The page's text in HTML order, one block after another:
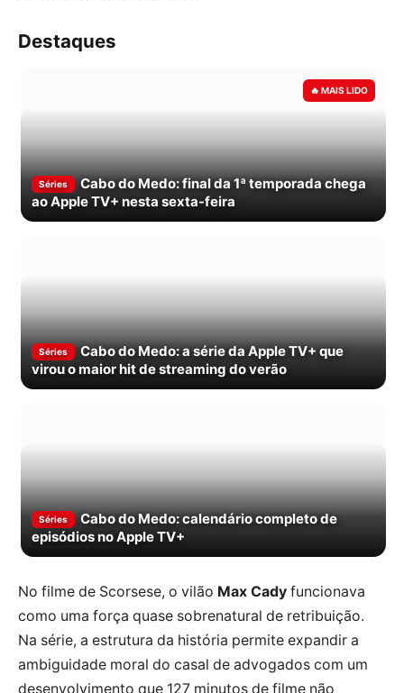
Destaques
Séries
Cabo do Medo: final da 1ª temporada chega
ao Apple TV+ nesta sexta-feira
Séries
Cabo do Medo: a série da Apple TV+ que
virou o maior hit de streaming do verão
Séries
Cabo do Medo: calendário completo de
episódios no Apple TV+
No filme de Scorsese, o vilão Max Cady funcionava
como uma força quase sobrenatural de retribuição.
Na série, a estrutura da história permite expandir a
ambiguidade moral do casal de advogados com um
desenvolvimento que 127 minutos de filme não